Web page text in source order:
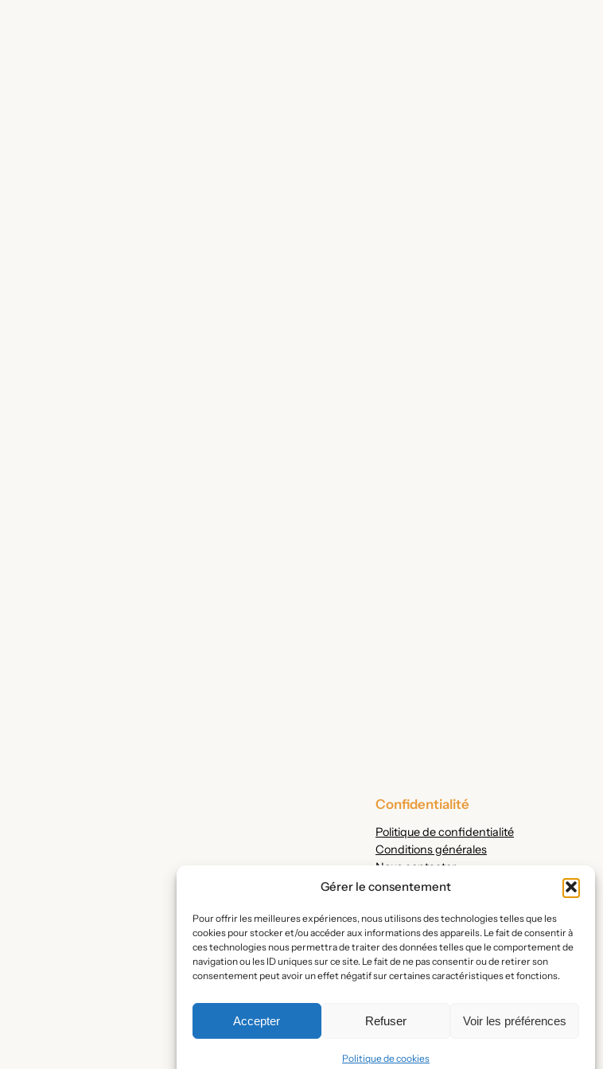
Gérer le consentement
Pour offrir les meilleures expériences, nous utilisons des technologies telles que les
cookies pour stocker et/ou accéder aux informations des appareils. Le fait de consentir à
ces technologies nous permettra de traiter des données telles que le comportement de
navigation ou les ID uniques sur ce site. Le fait de ne pas consentir ou de retirer son
consentement peut avoir un effet négatif sur certaines caractéristiques et fonctions.
Accepter Refuser Voir les préférences
Politique de cookies
Confidentialité
Politique de confidentialité
Conditions générales
Nous contacter